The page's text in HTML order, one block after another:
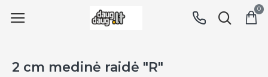
0
2 cm medinė raidė "R"